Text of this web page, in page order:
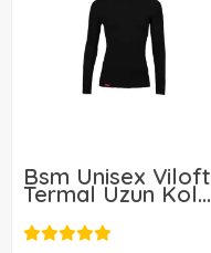
Bsm Unisex Viloft
Termal Uzun Kol
Body 10603
26,40 USD